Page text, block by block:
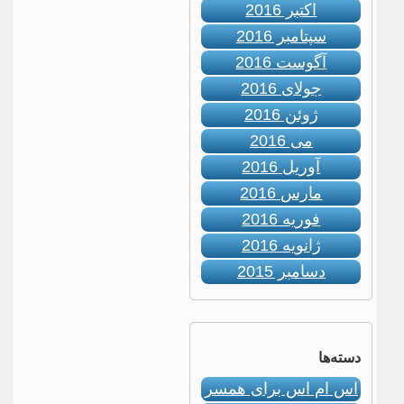
اکتبر 2016
سپتامبر 2016
آگوست 2016
جولای 2016
ژوئن 2016
می 2016
آوریل 2016
مارس 2016
فوریه 2016
ژانویه 2016
دسامبر 2015
دسته‌ها
اس ام اس برای همسر